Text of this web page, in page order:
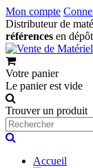
Mon compte
Distributeur de
références en
Votre panier
Le panier est vide
Trouver un produit
Accueil